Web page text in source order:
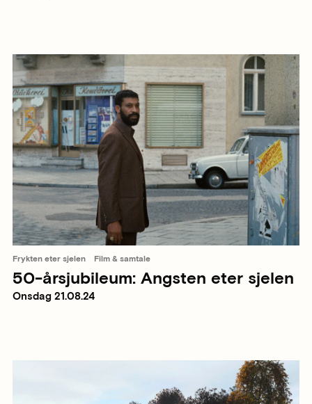
Frykten eter sjelen Film & samtale
50-årsjubileum: Angsten eter sjelen
Onsdag 21.08.24